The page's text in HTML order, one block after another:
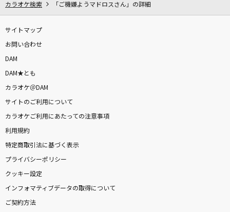
カラオケ検索 「ご機嫌ようマドロスさん」の詳細
サイトマップ
お問い合わせ
DAM
DAM★とも
カラオケ＠DAM
サイトのご利用について
カラオケご利用にあたっての注意事項
利用規約
特定商取引法に基づく表示
プライバシーポリシー
クッキー設定
インフォマティブデータの取得について
ご契約方法